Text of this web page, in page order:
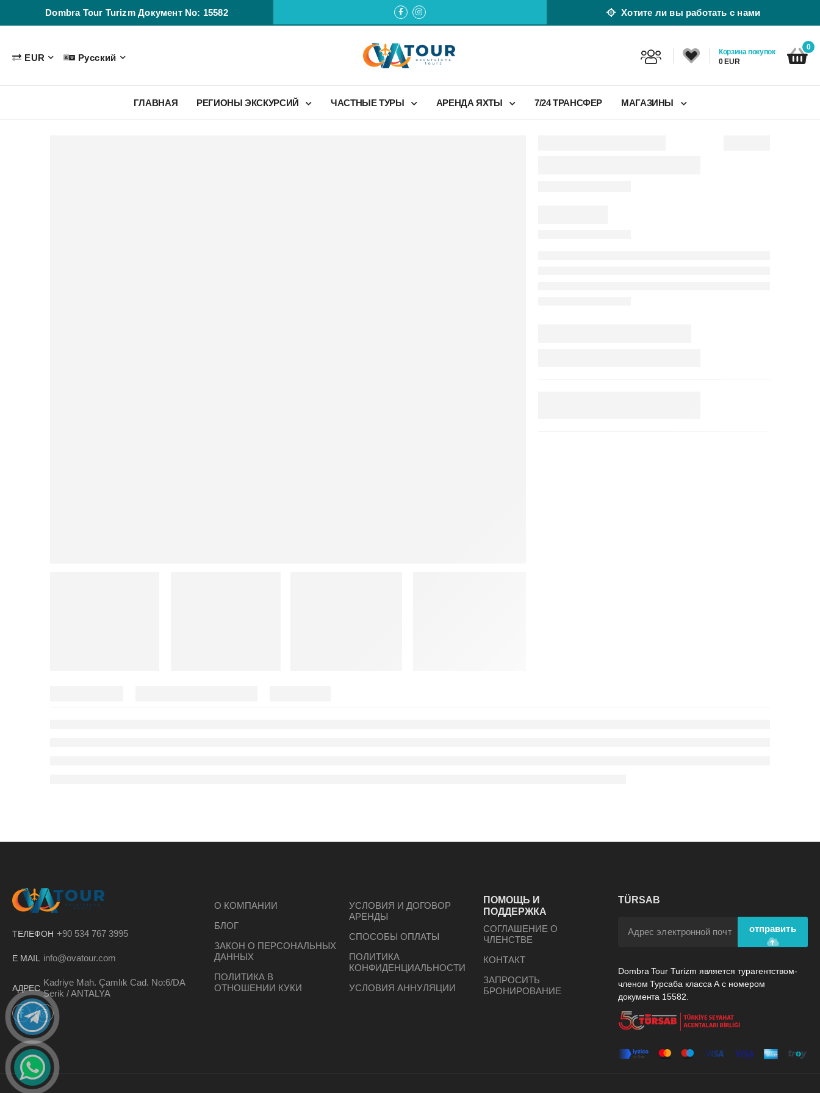
Dombra Tour Turizm Документ No: 15582 Хотите ли вы работать с нами
EUR Русский
Корзина покупок
0 EUR
0
ГЛАВНАЯ РЕГИОНЫ ЭКСКУРСИЙ ЧАСТНЫЕ ТУРЫ АРЕНДА ЯХТЫ 7/24 ТРАНСФЕР МАГАЗИНЫ
ТЕЛЕФОН +90 534 767 3995
E MAIL info@ovatour.com
АДРЕС
Kadriye Mah. Çamlık Cad. No:6/DA
Serik / ANTALYA
О КОМПАНИИ
БЛОГ
ЗАКОН О ПЕРСОНАЛЬНЫХ
ДАННЫХ
ПОЛИТИКА В
ОТНОШЕНИИ КУКИ
УСЛОВИЯ И ДОГОВОР
АРЕНДЫ
СПОСОБЫ ОПЛАТЫ
ПОЛИТИКА
КОНФИДЕНЦИАЛЬНОСТИ
УСЛОВИЯ АННУЛЯЦИИ
ПОМОЩЬ И
ПОДДЕРЖКА
СОГЛАШЕНИЕ О
ЧЛЕНСТВЕ
КОНТАКТ
ЗАПРОСИТЬ
БРОНИРОВАНИЕ
TÜRSAB
отправить
Dombra Tour Turizm является турагентством-
членом Турсаба класса А с номером
документа 15582.